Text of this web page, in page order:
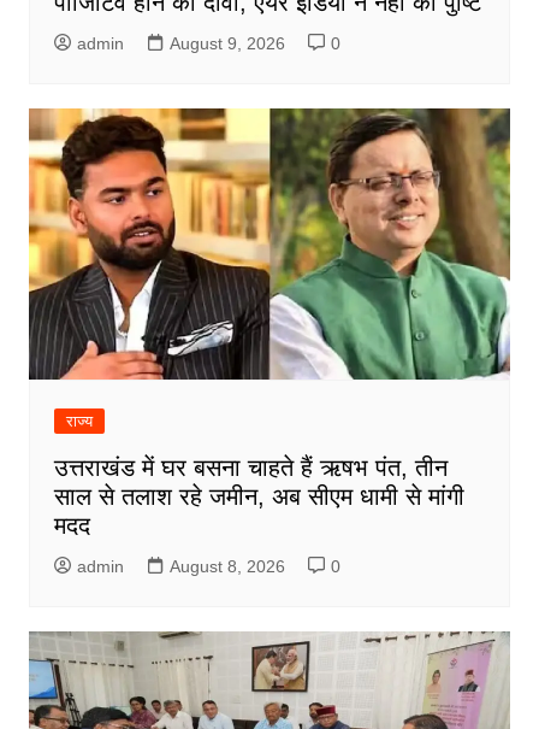
admin August 9, 2026 0
राज्य
उत्तराखंड में घर बसना चाहते हैं ऋषभ पंत, तीन
साल से तलाश रहे जमीन, अब सीएम धामी से मांगी
मदद
admin August 8, 2026 0